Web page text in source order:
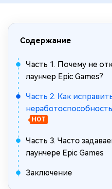
Содержание
Часть 1. Почему не
лаунчер Epic Games?
Часть 2. Как
HOT
Часть 3. Часто
лаунчере Epic Games
Заключение